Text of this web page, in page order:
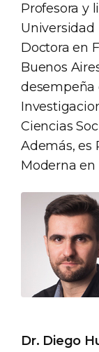
Profesora y
Universidad
Doctora en
Buenos
desempeña
Ciencias
Además, es
Moderna en
Dr. Diego